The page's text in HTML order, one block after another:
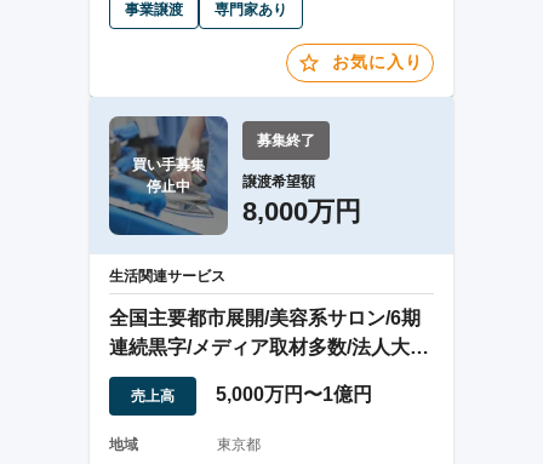
事業譲渡 専門家あり
お気に入り
買い手募集
停止中
募集終了
譲渡希望額
8,000万円
生活関連サービス
全国主要都市展開/美容系サロン/6期
連続黒字/メディア取材多数/法人大手
取引先有
売上高 5,000万円〜1億円
地域
東京都